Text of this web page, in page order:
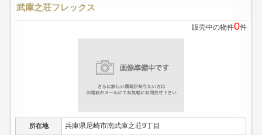
武庫之荘フレックス
販売中の物件0件
所在地 兵庫県尼崎市南武庫之荘9丁目